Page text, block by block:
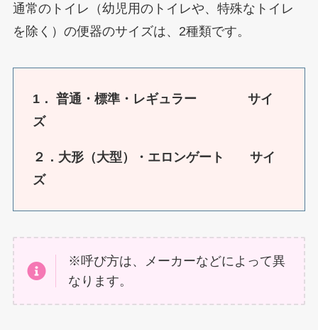
通常のトイレ（幼児用のトイレや、特殊なトイレ
を除く）の便器のサイズは、2種類です。
1． 普通・標準・レギュラー サイ
ズ
２．大形（大型）・エロンゲート サイ
ズ
※呼び方は、メーカーなどによって異
なります。